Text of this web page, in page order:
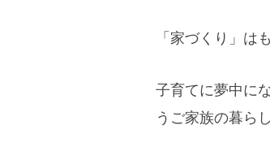
「家づくり」は
子育てに夢中に
うご家族の暮ら